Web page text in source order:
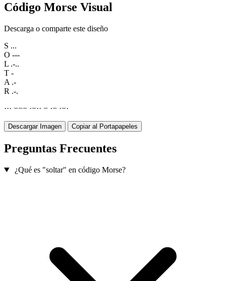
Código Morse Visual
Descarga o comparte este diseño
S ...
O ---
L .-..
T -
A .-
R .-.
··· −−− ·−·· − ·− ·−·
Descargar Imagen Copiar al Portapapeles
Preguntas Frecuentes
¿Qué es "soltar" en código Morse?